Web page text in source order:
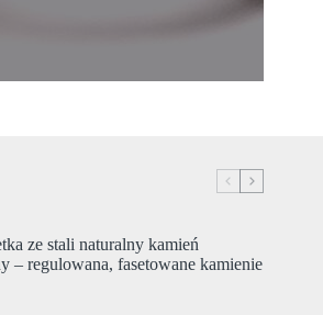
ze stali naturalny kamień
– regulowana, fasetowane kamienie